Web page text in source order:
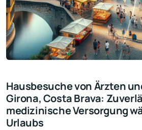
Hausbesuche von Ärzten
Girona, Costa Brava:
medizinische Versorgung
Urlaubs